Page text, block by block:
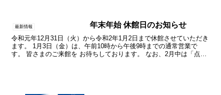
最新情報 年末年始 休館日のお知らせ
令和元年12月31日（火）から令和2年1月2日まで休館させていただき
ます。 1月3日（金）は、午前10時から午後9時までの通常営業で
す。 皆さまのご来館を お待ちしております。 なお、2月中は「点検